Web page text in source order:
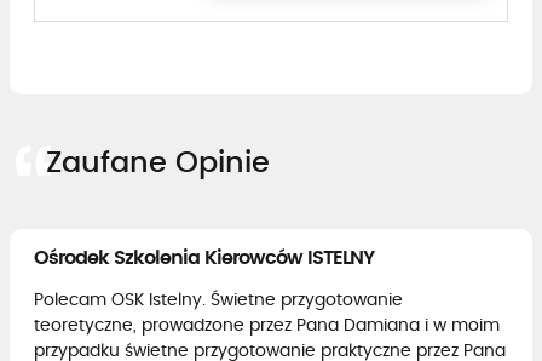
Zaufane Opinie
Ośrodek Szkolenia Kierowców ISTELNY
Polecam OSK Istelny. Świetne przygotowanie
teoretyczne, prowadzone przez Pana Damiana i w moim
przypadku świetne przygotowanie praktyczne przez Pana